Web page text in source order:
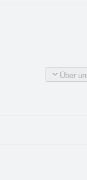
Über